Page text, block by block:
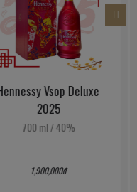
Hennessy Xo - Hộp Quà
Tết 2025
700 ml/40%
4,950,000đ